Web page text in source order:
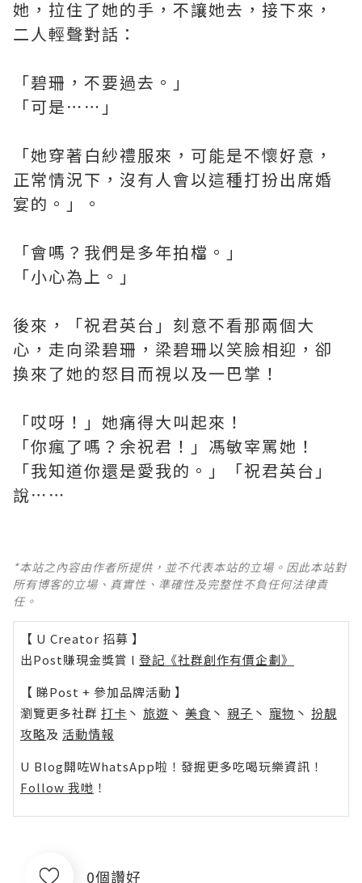
她，拉住了她的手，不讓她去，接下來，
二人輕聲對話：
「碧珊，不要過去。」
「可是⋯⋯」
「她穿著白紗禮服來，可能是不懷好意，
正常情況下，沒有人會以這種打扮出席婚
宴的。」。
「會嗎？我們是多年拍檔。」
「小心為上。」
後來，「祝君英台」刻意不看那兩個大
心，走向梁碧珊，梁碧珊以笑臉相迎，卻
換來了她的怒目而視以及一巴掌！
「哎呀！」她痛得大叫起來！
「你瘋了嗎？余祝君！」馮敏宰罵她！
「我知道你還是愛我的。」「祝君英台」
說⋯⋯
*本站之內容由作者所提供，並不代表本站的立場。因此本站對
所有博客的立場、真實性、準確性及完整性不負任何法律責
任。
【 U Creator 招募 】
出Post賺現金獎賞 l 登記《社群創作有價企劃》
【 睇Post + 參加品牌活動 】
瀏覽更多社群 打卡 丶 旅遊 丶 美食 丶 親子 丶 寵物 丶 扮靚
攻略及 活動情報
U Blog開咗WhatsApp啦！發掘更多吃喝玩樂資訊！
Follow 我哋 ！
0個讚好